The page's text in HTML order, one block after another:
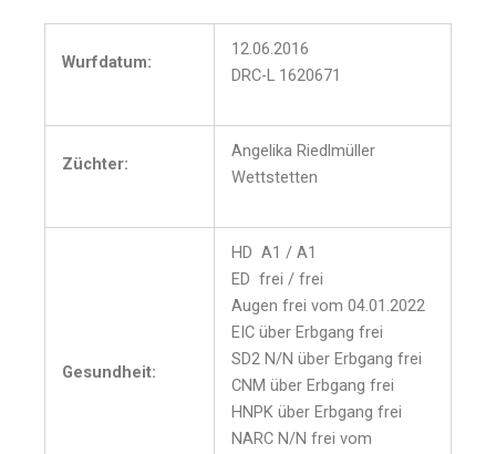
Wurfdatum:
12.06.2016
DRC-L 1620671
Züchter:
Angelika Riedlmüller
Wettstetten
Gesundheit:
HD A1 / A1
ED frei / frei
Augen frei vom 04.01.2022
EIC über Erbgang frei
SD2 N/N über Erbgang frei
CNM über Erbgang frei
HNPK über Erbgang frei
NARC N/N frei vom